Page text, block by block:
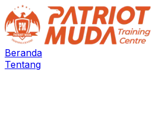
Beranda
Tentang